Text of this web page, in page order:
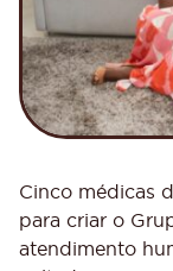
Cinco médicas
para criar o
atendimento